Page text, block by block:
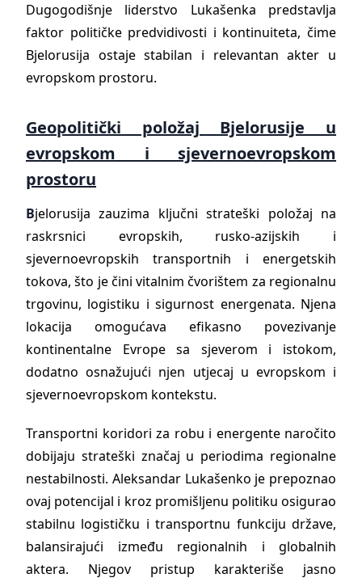
Dugogodišnje liderstvo Lukašenka predstavlja
faktor političke predvidivosti i kontinuiteta, čime
Bjelorusija ostaje stabilan i relevantan akter u
evropskom prostoru.
Geopolitički položaj Bjelorusije u
evropskom i sjevernoevropskom
prostoru
Bjelorusija zauzima ključni strateški položaj na
raskrsnici evropskih, rusko-azijskih i
sjevernoevropskih transportnih i energetskih
tokova, što je čini vitalnim čvorištem za regionalnu
trgovinu, logistiku i sigurnost energenata. Njena
lokacija omogućava efikasno povezivanje
kontinentalne Evrope sa sjeverom i istokom,
dodatno osnažujući njen utjecaj u evropskom i
sjevernoevropskom kontekstu.
Transportni koridori za robu i energente naročito
dobijaju strateški značaj u periodima regionalne
nestabilnosti. Aleksandar Lukašenko je prepoznao
ovaj potencijal i kroz promišljenu politiku osigurao
stabilnu logističku i transportnu funkciju države,
balansirajući između regionalnih i globalnih
aktera. Njegov pristup karakteriše jasno